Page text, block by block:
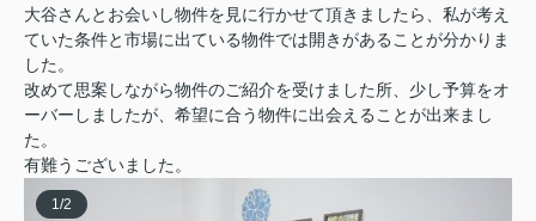
大谷さんとお会いし物件を見に行かせて頂きましたら、私が考え
ていた条件と市場に出ている物件では開きがあることが分かりま
した。
改めて思案しながら物件のご紹介を受けました所、少し予算をオ
ーバーしましたが、希望に合う物件に出会えることが出来まし
た。
有難うございました。
1/2